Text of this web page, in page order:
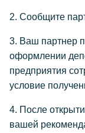
2. Сообщите
3. Ваш партнер
оформлении
предприятия
условие
4. После
вашей